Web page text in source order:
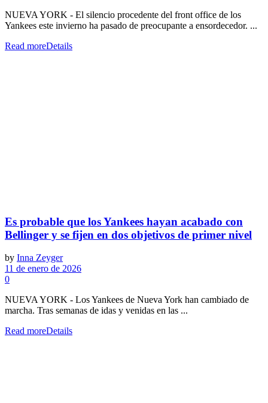
NUEVA YORK - El silencio procedente del front office de los
Yankees este invierno ha pasado de preocupante a ensordecedor. ...
Read moreDetails
Es probable que los Yankees hayan acabado con
Bellinger y se fijen en dos objetivos de primer nivel
by Inna Zeyger
11 de enero de 2026
0
NUEVA YORK - Los Yankees de Nueva York han cambiado de
marcha. Tras semanas de idas y venidas en las ...
Read moreDetails